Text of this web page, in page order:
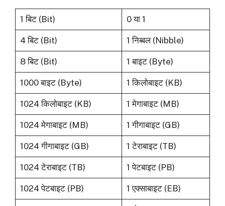
1 बिट (Bit) 0 या 1
4 बिट (Bit) 1 निब्बल (Nibble)
8 बिट (Bit) 1 बाइट (Byte)
1000 बाइट (Byte) 1 किलोबाइट (KB)
1024 किलोबाइट (KB) 1 मेगाबाइट (MB)
1024 मेगाबाइट (MB) 1 गीगाबाइट (GB)
1024 गीगाबाइट (GB) 1 टेराबाइट (TB)
1024 टेराबाइट (TB) 1 पेटबाइट (PB)
1024 पेटबाइट (PB) 1 एक्साबाइट (EB)